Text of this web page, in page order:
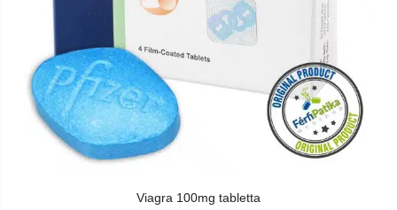
Viagra 100mg tabletta